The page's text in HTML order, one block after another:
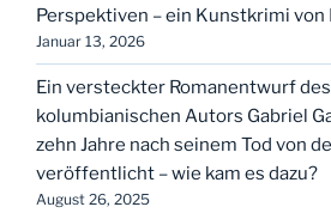
Perspektiven – ein Kunstkrimi
Januar 13, 2026
Ein versteckter Romanentwurf
kolumbianischen Autors Gabriel
zehn Jahre nach seinem Tod von
veröffentlicht – wie kam es dazu?
August 26, 2025